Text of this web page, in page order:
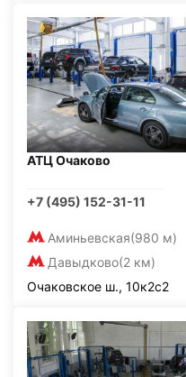
АТЦ Очаково
+7 (495) 152-31-11
Аминьевская(980 м)
Давыдково(2 км)
Очаковское ш., 10к2с2